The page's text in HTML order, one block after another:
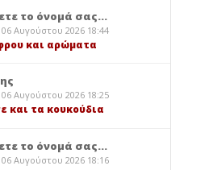
το όνομά σας...
Αυγούστου 2026 18:44
και αρώματα
Αυγούστου 2026 18:25
και τα κουκούδια
το όνομά σας...
Αυγούστου 2026 18:16